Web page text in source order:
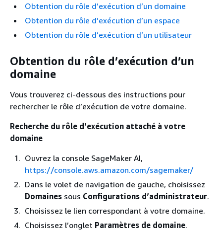
Obtention du rôle d’exécution d’un domaine
Obtention du rôle d’exécution d’un espace
Obtention du rôle d’exécution d’un utilisateur
Obtention du rôle d’exécution d’un
domaine
Vous trouverez ci-dessous des instructions pour
rechercher le rôle d’exécution de votre domaine.
Recherche du rôle d’exécution attaché à votre
domaine
Ouvrez la console SageMaker AI,
https://console.aws.amazon.com/sagemaker/
Dans le volet de navigation de gauche, choisissez
Domaines sous Configurations d’administrateur.
Choisissez le lien correspondant à votre domaine.
Choisissez l’onglet Paramètres de domaine.